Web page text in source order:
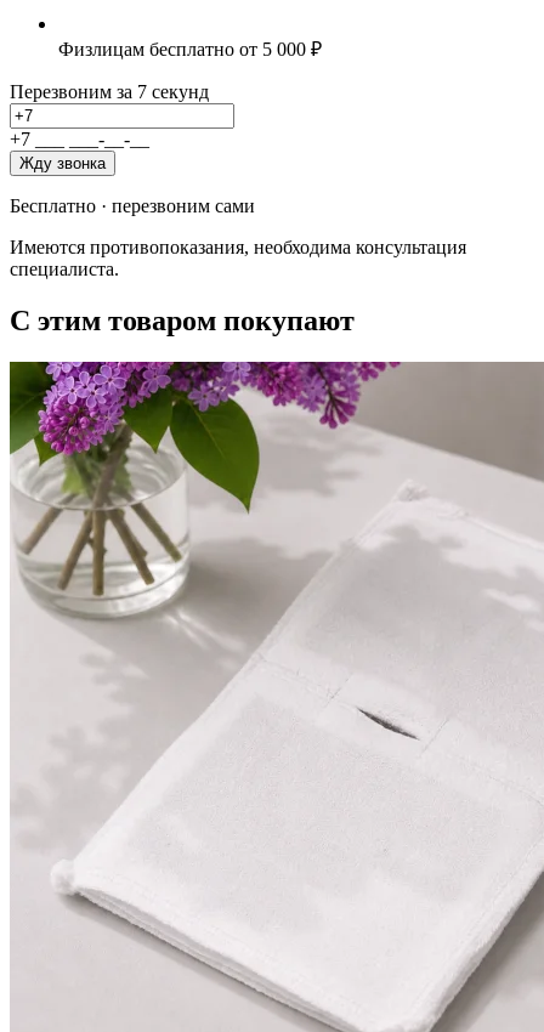
Физлицам бесплатно от 5 000 ₽
Перезвоним за 7 секунд
+7 - -
Жду звонка
Бесплатно · перезвоним сами
Имеются противопоказания, необходима консультация
специалиста.
С этим товаром покупают